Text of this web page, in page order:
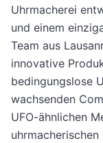
Uhrmacherei
und einem
Team aus
innovative
bedingungslose
wachsenden
UFO-ähnlichen